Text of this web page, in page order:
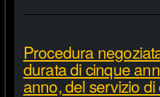
Procedura
durata di cinque
anno, del servizio